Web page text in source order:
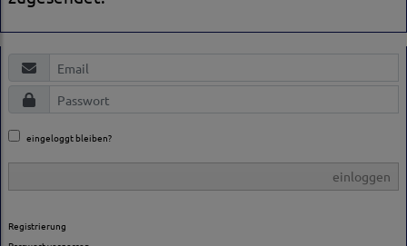
eingeloggt bleiben?
einloggen
Registrierung